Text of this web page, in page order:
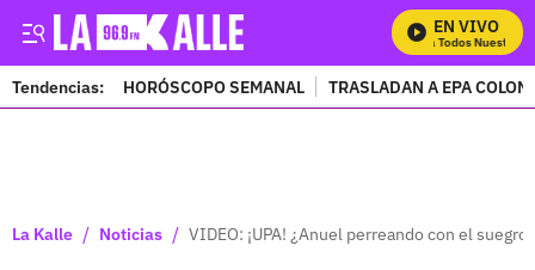
EN VIVO
Mira Todos Nuestros
Tendencias: HORÓSCOPO SEMANAL TRASLADAN A EPA
La Kalle / Noticias / VIDEO: ¡UPA! ¿Anuel perreando con el suegro?